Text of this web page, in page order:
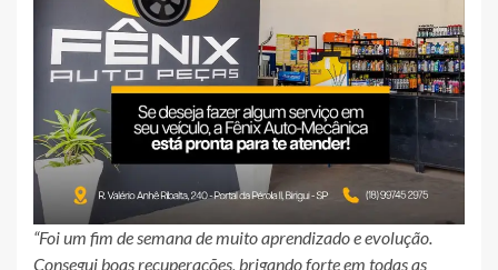
“Foi um fim de semana de muito aprendizado e evolução.
Consegui boas recuperações, brigando forte em todas as